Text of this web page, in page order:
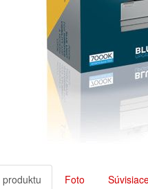
produktu Foto